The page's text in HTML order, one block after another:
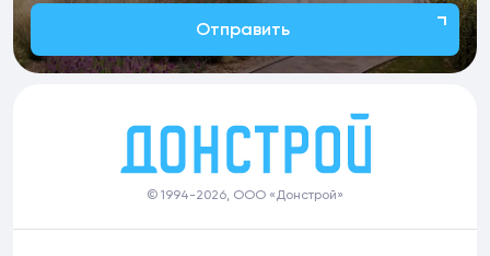
Отправить
© 1994-2026, ООО «Донстрой»